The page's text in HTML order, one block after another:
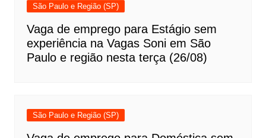
São Paulo e Região (SP)
Vaga de emprego para Estágio sem
experiência na Vagas Soni em São
Paulo e região nesta terça (26/08)
São Paulo e Região (SP)